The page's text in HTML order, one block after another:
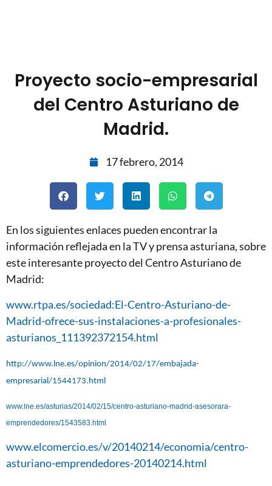
Proyecto socio-empresarial
del Centro Asturiano de
Madrid.
17 febrero, 2014
En los siguientes enlaces pueden encontrar la
información reflejada en la TV y prensa asturiana, sobre
este interesante proyecto del Centro Asturiano de
Madrid:
www.rtpa.es/sociedad:El-Centro-Asturiano-de-
Madrid-ofrece-sus-instalaciones-a-profesionales-
asturianos_111392372154.html
http://www.lne.es/opinion/2014/02/17/embajada-
empresarial/1544173.html
www.lne.es/asturias/2014/02/15/centro-asturiano-madrid-asesorara-
emprendedores/1543583.html
www.elcomercio.es/v/20140214/economia/centro-
asturiano-emprendedores-20140214.html